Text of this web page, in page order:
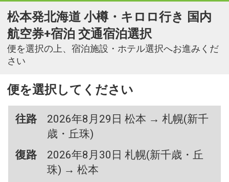
松本発北海道 小樽・キロロ行き 国内
航空券+宿泊 交通宿泊選択
便を選択の上、宿泊施設・ホテル選択へお進みくだ
さい
便を選択してください
往路
2026年8月29日 松本 → 札幌(新千
歳・丘珠)
復路
2026年8月30日 札幌(新千歳・丘
珠) → 松本